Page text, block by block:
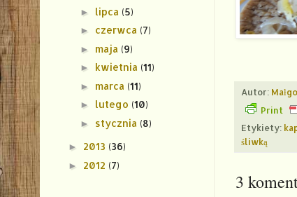
Autor:
Print
Etykiety:
śliwką
3
► lipca (5)
► czerwca (7)
► maja (9)
► kwietnia (11)
► marca (11)
► lutego (10)
► stycznia (8)
► 2013 (36)
► 2012 (7)